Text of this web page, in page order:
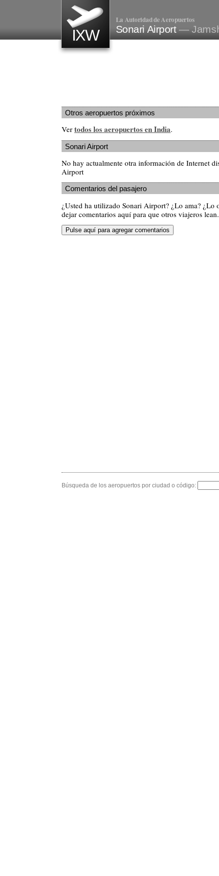
IXW
La Autoridad de Aeropuertos
Sonari Airport—
Otros aeropuertos próximos
Ver todos los aeropuertos en India.
Sonari Airport
No hay actualmente otra información de Internet
Airport
Comentarios del pasajero
¿Usted ha utilizado Sonari Airport? ¿Lo ama? ¿Lo
dejar comentarios aquí para que otros viajeros lean.
Búsqueda de los aeropuertos por ciudad o código: